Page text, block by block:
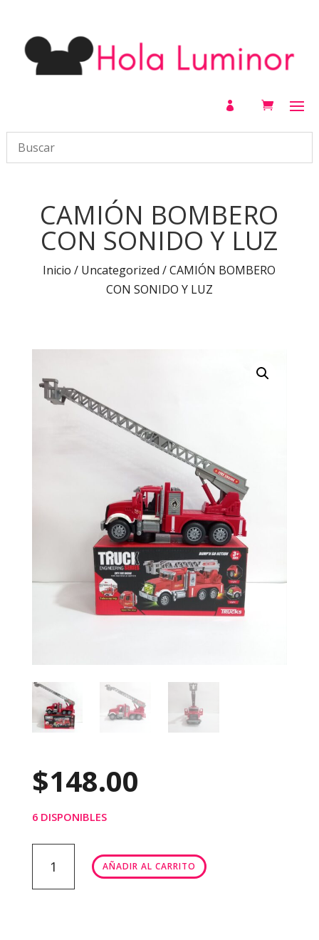

CAMIÓN BOMBERO
CON SONIDO Y LUZ
Inicio / Uncategorized / CAMIÓN BOMBERO
CON SONIDO Y LUZ
$148.00
6 DISPONIBLES
BOMBERO
CON
AÑADIR AL CARRITO